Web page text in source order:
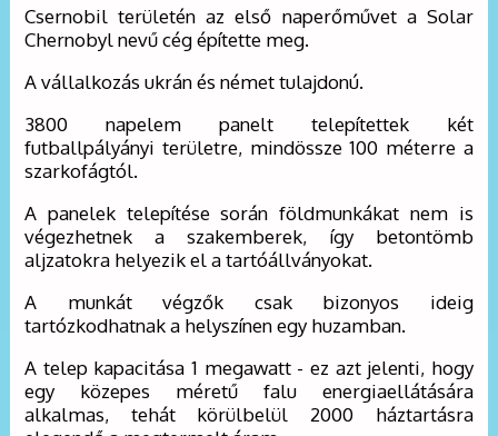
Csernobil területén az első naperőművet a Solar
Chernobyl nevű cég építette meg.
A vállalkozás ukrán és német tulajdonú.
3800 napelem panelt telepítettek két
futballpályányi területre, mindössze 100 méterre a
szarkofágtól.
A panelek telepítése során földmunkákat nem is
végezhetnek a szakemberek, így betontömb
aljzatokra helyezik el a tartóállványokat.
A munkát végzők csak bizonyos ideig
tartózkodhatnak a helyszínen egy huzamban.
A telep kapacitása 1 megawatt - ez azt jelenti, hogy
egy közepes méretű falu energiaellátására
alkalmas, tehát körülbelül 2000 háztartásra